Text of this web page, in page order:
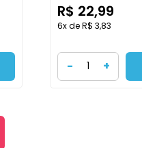
R$ 22,99
6x de R$ 3,83
- +